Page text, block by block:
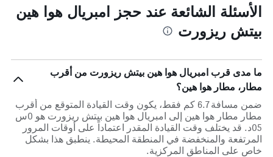
الأسئلة الشائعة عند حجز امبريال هوا هين
بيتش ريزورت
ما مدى قرب امبريال هوا هين بيتش ريزورت من أقرب
مطار، مطار هوا هين؟
ضمن مسافة 6.7 كم فقط، يكون وقت القيادة المتوقع من أقرب
مطار مطار هوا هين إلى امبريال هوا هين بيتش ريزورت هو 0س
05د. قد يختلف وقت القيادة المقدر اعتماداً على أوقات المرور
المرتفعة والمنخفضة في المنطقة المحيطة. ينطبق هذا بشكل
خاص على المناطق المركزية.